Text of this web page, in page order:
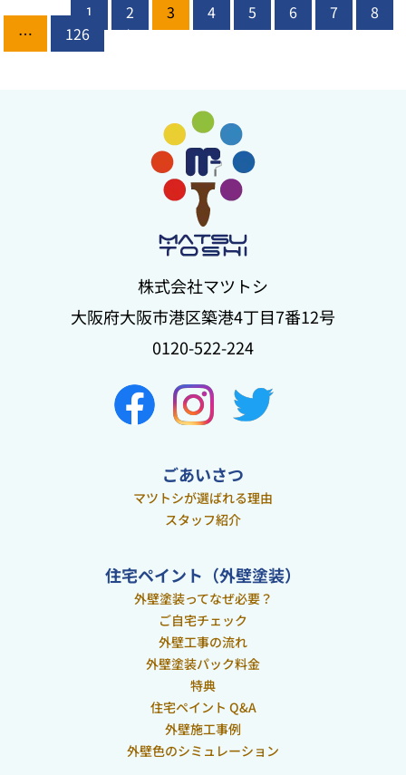
続きを読む
« 前へ 1 2 3 4 5 6 7
8
…
126 次へ »
株式会社マツトシ
大阪府大阪市港区築港4丁目7番12号
0120-522-224
ごあいさつ
マツトシが選ばれる理由
スタッフ紹介
住宅ペイント（外壁塗装）
外壁塗装ってなぜ必要？
ご自宅チェック
外壁工事の流れ
外壁塗装パック料金
特典
住宅ペイント Q&A
外壁施工事例
外壁色のシミュレーション